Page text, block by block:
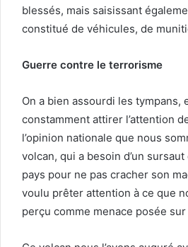
blessés, mais saisissant
constitué de véhicules, de
Guerre contre le terrorisme
On a bien assourdi les tympans,
constamment attirer l’attention
l’opinion nationale que nous
volcan, qui a besoin d’un
pays pour ne pas cracher son
voulu prêter attention à ce que
perçu comme menace posée